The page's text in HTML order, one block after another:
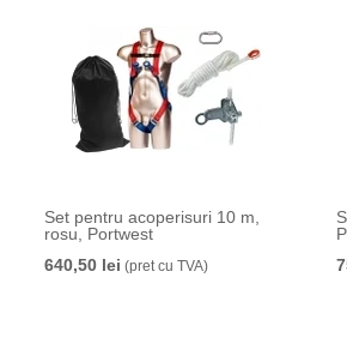
Set pentru acoperisuri 10 m,
rosu, Portwest
640,50 lei (pret cu TVA)